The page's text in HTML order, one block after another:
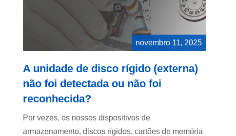
novembro 11, 2025
A unidade de disco rígido (externa)
não foi detectada ou não foi
reconhecida?
Por vezes, os nossos dispositivos de
armazenamento, discos rígidos, cartões de memória